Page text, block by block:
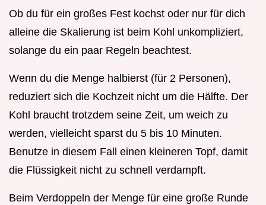
Ob du für ein großes Fest kochst oder nur für dich
alleine die Skalierung ist beim Kohl unkompliziert,
solange du ein paar Regeln beachtest.
Wenn du die Menge halbierst (für 2 Personen),
reduziert sich die Kochzeit nicht um die Hälfte. Der
Kohl braucht trotzdem seine Zeit, um weich zu
werden, vielleicht sparst du 5 bis 10 Minuten.
Benutze in diesem Fall einen kleineren Topf, damit
die Flüssigkeit nicht zu schnell verdampft.
Beim Verdoppeln der Menge für eine große Runde